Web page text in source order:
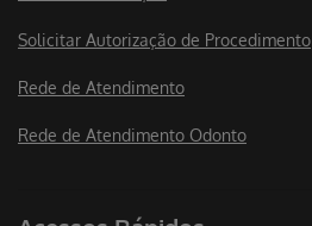
Solicitar Autorização de Procedimento
Rede de Atendimento
Rede de Atendimento Odonto